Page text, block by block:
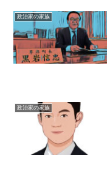
政治家の家族
政治家の家族